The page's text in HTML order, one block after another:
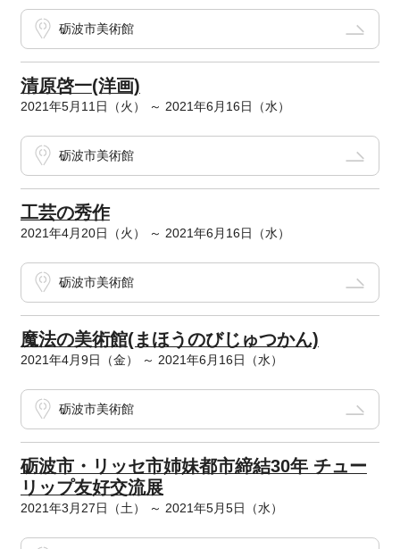
砺波市美術館
清原啓一(洋画)
2021年5月11日（火） ～ 2021年6月16日（水）
砺波市美術館
工芸の秀作
2021年4月20日（火） ～ 2021年6月16日（水）
砺波市美術館
魔法の美術館(まほうのびじゅつかん)
2021年4月9日（金） ～ 2021年6月16日（水）
砺波市美術館
砺波市・リッセ市姉妹都市締結30年 チュー
リップ友好交流展
2021年3月27日（土） ～ 2021年5月5日（水）